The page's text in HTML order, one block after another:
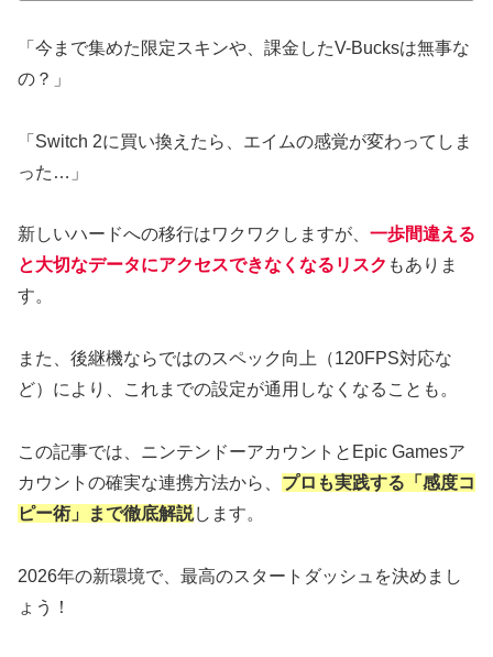
「今まで集めた限定スキンや、課金したV-Bucksは無事な
の？」
「Switch 2に買い換えたら、エイムの感覚が変わってしま
った…」
​新しいハードへの移行はワクワクしますが、 一歩間違える
と大切なデータにアクセスできなくなるリスク もありま
す。
また、後継機ならではのスペック向上（120FPS対応な
ど）により、これまでの設定が通用しなくなることも。
​この記事では、ニンテンドーアカウントとEpic Gamesア
カウントの確実な連携方法から、 プロも実践する「感度コ
ピー術」まで徹底解説します。
2026年の新環境で、最高のスタートダッシュを決めまし
ょう！